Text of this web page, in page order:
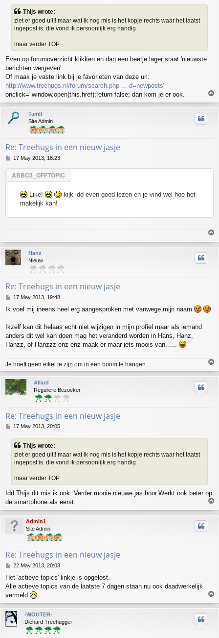
s
Thijs wrote:
ziet er goed uit!! maar wat ik nog mis is het kopje rechts waar het laatst
ingepost is. die vond ik persoonlijk erg handig
maar verder TOP
Even op forumoverzicht klikken en dan een beetje lager staat 'nieuwste
berichten wergeven'.
Of maak je vaste link bij je favorieten van deze url:
http://www.treehugs.nl/forum/search.php ... d=newposts"
onclick="window.open(this.href);return false; dan kom je er ook.
p
Tamil
Site Admin
Re: Treehugs in een nieuw jasje
P
s
t
17 May 2013, 18:23
ABBC3_OFFTOPIC
Like!
kijk idd even goed lezen en je vind wel hoe het
makelijk kan!
o
p
Hanz
Nieuw
Re: Treehugs in een nieuw jasje
P
s
17 May 2013, 19:48
Ik voel mij ineens heel erg aangesproken met vanwege mijn naam
Ikzelf kan dit helaas echt niet wijzigen in mijn profiel maar als iemand
anders dit wel kan doen mag het veranderd worden in Hans, Hanz,
Hanzz, of Hanzzz enz enz maak er maar iets moois van......
Je hoeft geen eikel te zijn om in een boom te hangen...
p
Allard
Reguliere Bezoeker
Re: Treehugs in een nieuw jasje
P
s
17 May 2013, 20:05
Thijs wrote:
ziet er goed uit!! maar wat ik nog mis is het kopje rechts waar het laatst
ingepost is. die vond ik persoonlijk erg handig
maar verder TOP
Idd Thijs dit mis ik ook. Verder mooie nieuwe jas hoor.Werkt ook beter op
de smartphone als eerst.
p
Admin1
Site Admin
Re: Treehugs in een nieuw jasje
P
s
22 May 2013, 20:03
Het 'actieve topics' linkje is opgelost.
Alle actieve topics van de laatste 7 dagen staan nu ook daadwerkelijk
vermeld
o
p
-WOUTER-
Diehard Treehugger